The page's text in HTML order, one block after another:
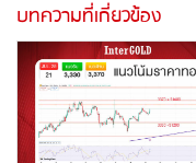
บทความที่เกี่ยวข้อง